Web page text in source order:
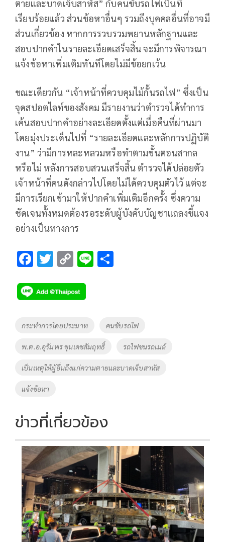
ตายและบาดเจ็บสาหัส” กับคนขับรถไฟเป็นที่
เรียบร้อยแล้ว ส่วนข้อหาอื่นๆ รวมถึงบุคคลอื่นที่อาจมี
ส่วนเกี่ยวข้อง หากการรวบรวมพยานหลักฐานและ
สอบปากคำในรายละเอียดเสร็จสิ้น จะมีการพิจารณา
แจ้งข้อหาเพิ่มเติมทันทีโดยไม่มีข้อยกเว้น
ขณะเดียวกัน “เจ้าหน้าที่ควบคุมไม้กั้นรถไฟ” ซึ่งเป็น
จุดสปอตไลท์ของสังคม มีรายงานว่าตำรวจได้ทำการ
เค้นสอบปากคำอย่างละเอียดตั้งแต่เมื่อคืนที่ผ่านมา
โดยมุ่งประเด็นไปที่ “รายละเอียดและหลักการปฏิบัติ
งาน” ว่ามีการหละหลวมหรือทำตามขั้นตอนสากล
หรือไม่ หลังการสอบสวนเสร็จสิ้น ตำรวจได้ปล่อยตัว
เจ้าหน้าที่คนดังกล่าวไปโดยไม่ได้ควบคุมตัวไว้ แต่จะ
มีการเรียกเข้ามาให้ปากคำเพิ่มเติมอีกครั้ง ซึ่งความ
ชัดเจนทั้งหมดต้องรอระดับผู้บังคับบัญชาแถลงชี้แจง
อย่างเป็นทางการ
F
e
b
o
k
T
tt
er
C
p
y
Li
k
Li
Tags
กระทำการโดยประมาท คนขับรถไฟ
พ.ต.อ.อุรัมพร ขุนเดชสัมฤทธิ์ รถไฟชนรถเมล์
เป็นเหตุให้ผู้อื่นถึงแก่ความตายและบาดเจ็บสาหัส
แจ้งข้อหา
ข่าวที่เกี่ยวข้อง